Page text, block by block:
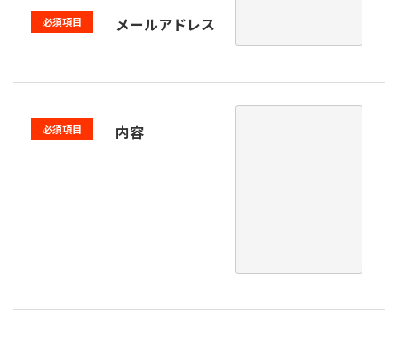
必須項目 メールアドレス
必須項目 内容